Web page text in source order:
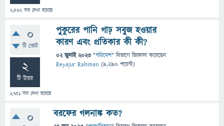
2,532বার দেখা হয়েছে
0
টি ভোট
2
টি উত্তর
1,751 বার দেখা হয়েছে
পুকুরের পানি গাঢ় সবুজ হওয়ার
কারণ এবং প্রতিকার কী কী?
02 জুলাই 2023 "পরিবেশ" বিভাগে জিজ্ঞাসাকরেছেন
Reyajur Rahman (9,290 পয়েন্ট)
0 বরফের গলনাঙ্ক কত?